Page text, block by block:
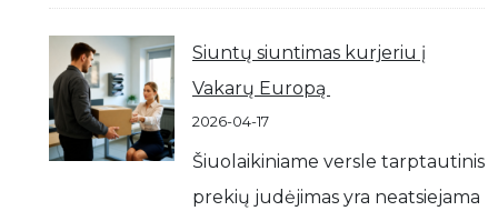
Siuntų siuntimas kurjeriu į
Vakarų Europą
2026-04-17
Šiuolaikiniame versle tarptautinis
prekių judėjimas yra neatsiejama